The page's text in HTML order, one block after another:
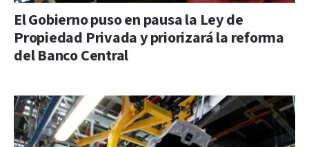
El Gobierno puso en pausa la Ley de
Propiedad Privada y priorizará la reforma
del Banco Central